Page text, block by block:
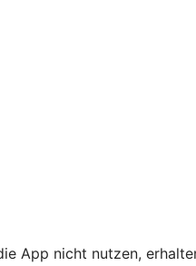
App nicht nutzen,